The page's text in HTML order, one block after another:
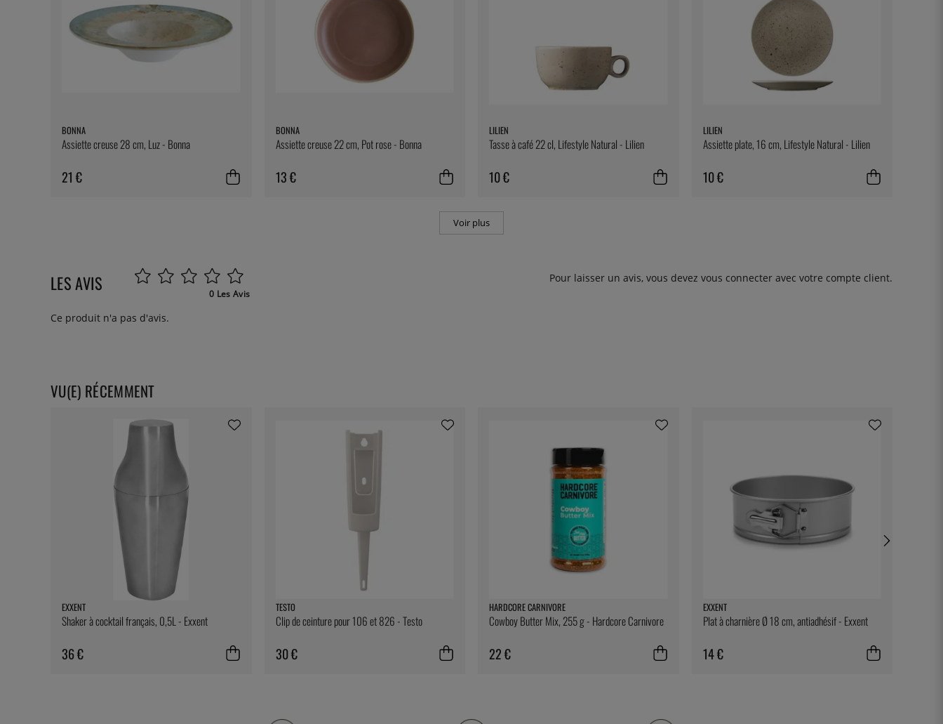
BONNA
Assiette creuse 28 cm, Luz - Bonna
21 €
BONNA
Assiette creuse 22 cm, Pot rose - Bonna
13 €
LILIEN
Tasse à café 22 cl, Lifestyle Natural - Lilien
10 €
LILIEN
Assiette plate, 16 cm, Lifestyle Natural - Lilien
10 €
Voir plus
LES AVIS 0 Les Avis
Pour laisser un avis, vous devez vous connecter avec votre compte client.
Ce produit n'a pas d'avis.
VU(E) RÉCEMMENT
EXXENT
Shaker à cocktail français, 0,5L - Exxent
36 €
TESTO
Clip de ceinture pour 106 et 826 - Testo
30 €
HARDCORE CARNIVORE
Cowboy Butter Mix, 255 g - Hardcore Carnivore
22 €
EXXENT
Plat à charnière Ø 18 cm, antiadhésif - Exxent
14 €